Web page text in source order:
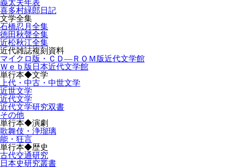
義太夫年表
喜多村緑郎日記
文学全集
石橋忍月全集
徳田秋聲全集
近松秋江全集
近代雑誌複刻資料
マイクロ版・ＣＤ―ＲＯＭ版近代文学館
Ｗｅｂ版日本近代文学館
単行本◆文学
上代・中古・中世文学
近世文学
近代文学
近代文学研究双書
その他
単行本◆演劇
歌舞伎・浄瑠璃
能・狂言
単行本◆歴史
古代交通研究
日本史研究叢書